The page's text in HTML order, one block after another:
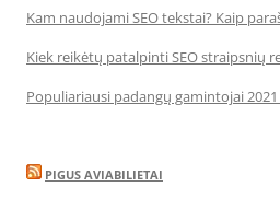
Kam naudojami SEO tekstai? Kaip
Kiek reikėtų patalpinti SEO straipsnių
Populiariausi padangų gamintojai
PIGUS AVIABILIETAI